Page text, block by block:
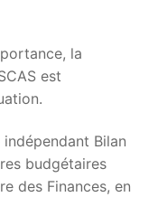
la
est
indépendant Bilan
budgétaires
des Finances, en